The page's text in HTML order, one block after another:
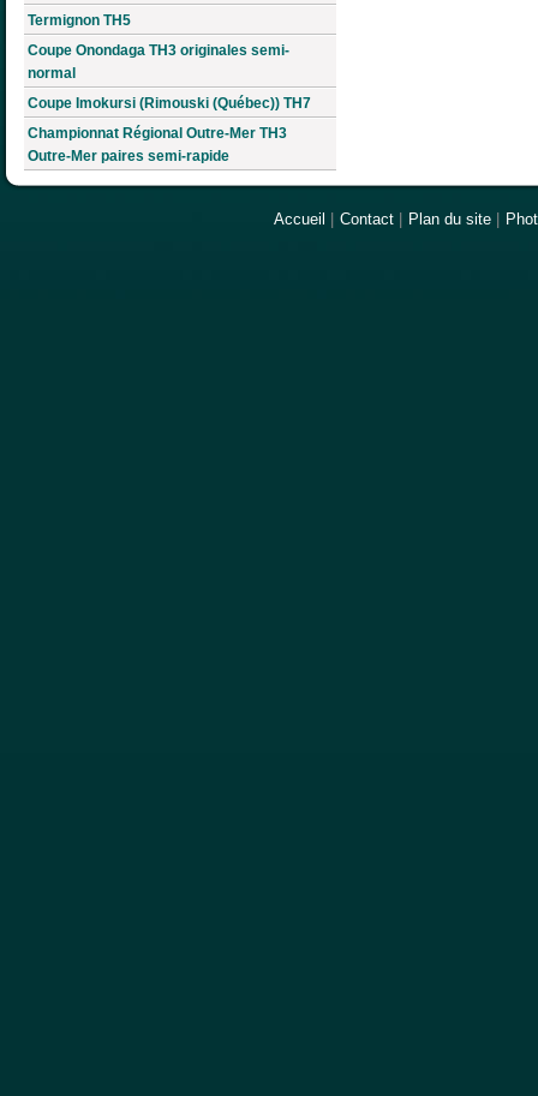
Termignon TH5
Coupe Onondaga TH3 originales semi-
normal
Coupe Imokursi (Rimouski (Québec)) TH7
Championnat Régional Outre-Mer TH3
Outre-Mer paires semi-rapide
Accueil Contact Plan du site